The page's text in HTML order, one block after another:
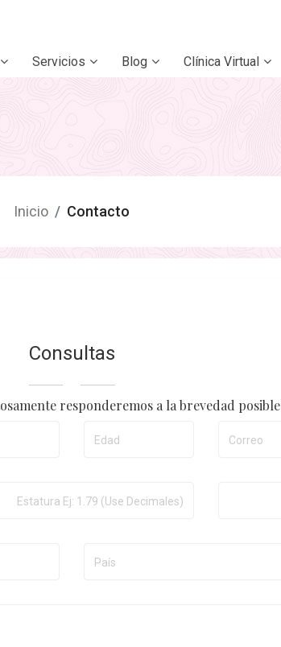
Inicio Contacto
Servicios Blog Clínica Virtual
Consultas
responderemos a la brevedad posible